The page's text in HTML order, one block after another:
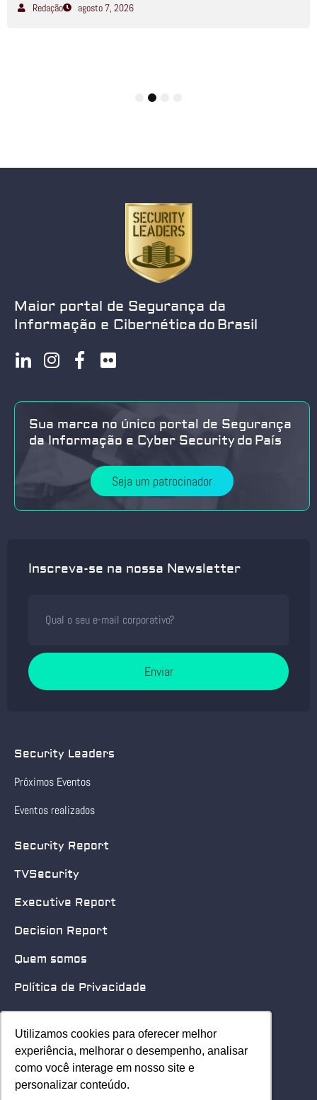
Utilizamos cookies para oferecer melhor
experiência, melhorar o desempenho, analisar
como você interage em nosso site e
personalizar conteúdo.
Utilizamos cookies para oferecer melhor
experiência, melhorar o desempenho, analisar
como você interage em nosso site e
personalizar conteúdo.
Redação agosto 7, 2026
Maior portal de Segurança da
Informação e Cibernética do Brasil
Sua marca no único portal de Segurança
da Informação e Cyber Security do País
Seja um patrocinador
Inscreva-se na nossa Newsletter
Enviar
Security Leaders
Próximos Eventos
Eventos realizados
Security Report
TVSecurity
Executive Report
Decision Report
Quem somos
Política de Privacidade
Quero patrocinar
Contato
Home